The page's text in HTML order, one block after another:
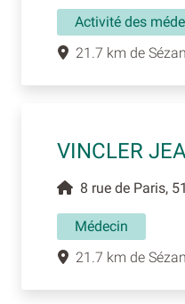
Activité des
21.7 km de
VINCLER
8 rue de Paris,
Médecin
21.7 km de